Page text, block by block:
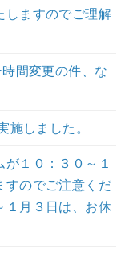
しますのでご理解
間変更の件、な
施しました。
１０：３０～１
すのでご注意くだ
１月３日は、お休